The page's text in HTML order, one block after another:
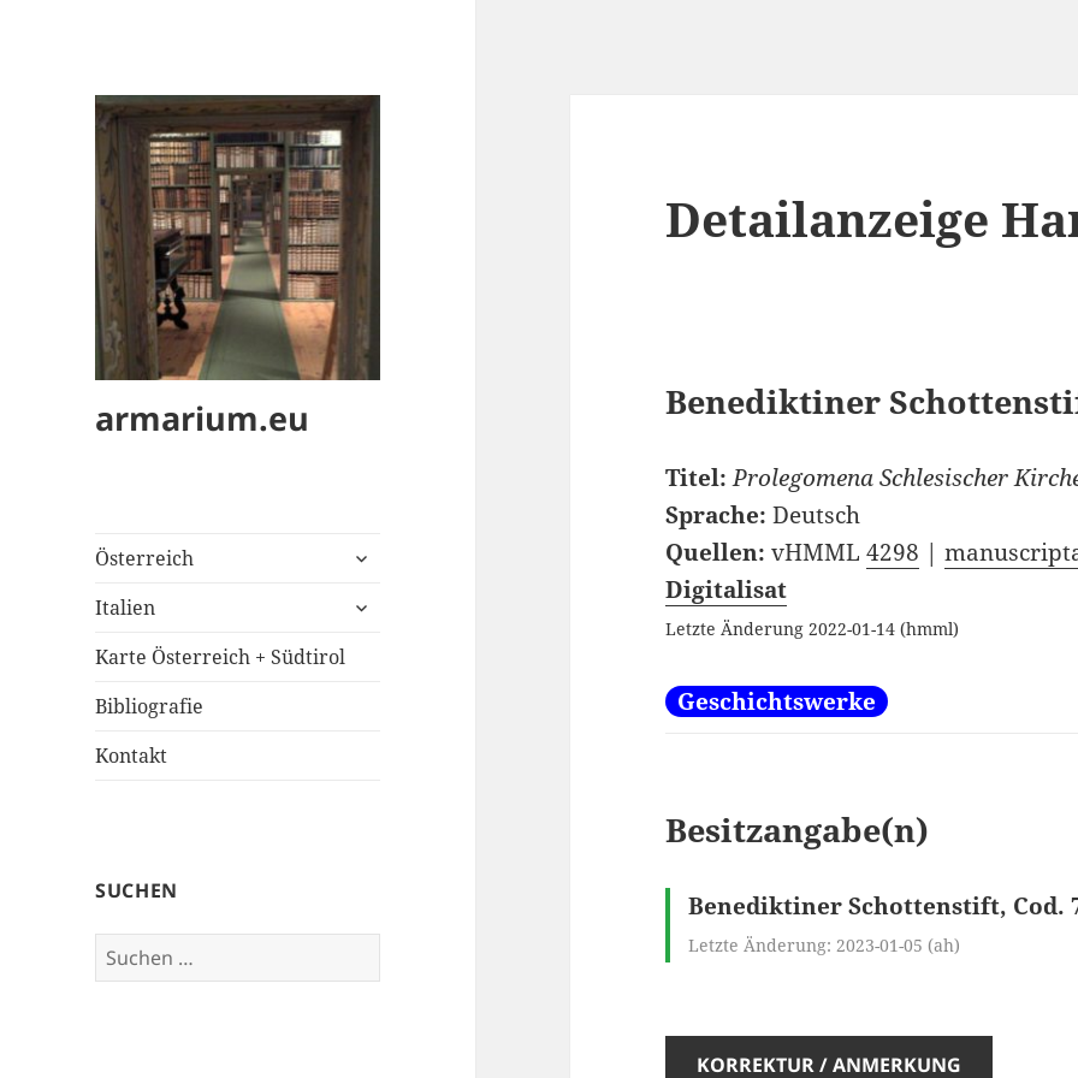
armarium.eu
Österreich
untermenü
Italien
untermenü
Karte Österreich + Südtirol
Bibliografie
Kontakt
SUCHEN
Suchen
nach:
Detailanzeige
Benediktiner
Titel:Prolegomena Schlesischer
Sprache:Deutsch
Quellen:vHMML4298 |
Digitalisat
Letzte Änderung 2022-01-14 (hmml)
Geschichtswerke
Besitzangabe(n)
Benediktiner Schottenstift, Cod.
Letzte Änderung: 2023-01-05 (ah)